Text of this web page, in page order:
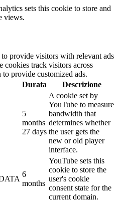
sets this cookie to store and
views.
provide visitors with relevant ads
cookies track visitors across
provide customized ads.
Durata Descrizione
5
months
27 days
A cookie set by
YouTube to measure
bandwidth that
determines whether
the user gets the
new or old player
interface.
6
months
YouTube sets this
cookie to store the
user's cookie
consent state for the
current domain.